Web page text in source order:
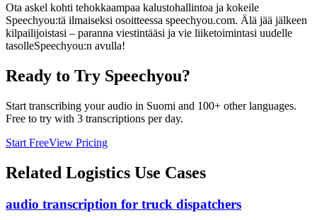
Ota askel kohti tehokkaampaa kalustohallintoa ja kokeile
Speechyou:tä ilmaiseksi osoitteessa speechyou.com. Älä jää jälkeen
kilpailijoistasi – paranna viestintääsi ja vie liiketoimintasi uudelle
tasolleSpeechyou:n avulla!
Ready to Try Speechyou?
Start transcribing your audio in Suomi and 100+ other languages.
Free to try with 3 transcriptions per day.
Start FreeView Pricing
Related Logistics Use Cases
audio transcription for truck dispatchers